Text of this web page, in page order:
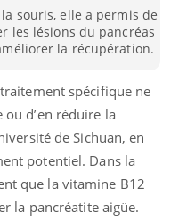
la souris, elle a permis de
les lésions du pancréas
la récupération.
spécifique ne
d’en réduire la
de Sichuan, en
potentiel. Dans la
que la vitamine B12
la pancréatite aigüe.